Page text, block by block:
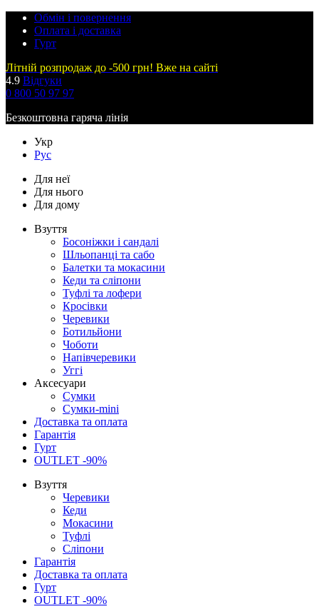
Обмін і повернення
Оплата і доставка
Гурт
Літній розпродаж до -500 грн! Вже на сайті
4.9 Відгуки
0 800 50 97 97
Безкоштовна гаряча лінія
Укр
Рус
Для неї
Для нього
Для дому
Взуття
Босоніжки і сандалі
Шльопанці та сабо
Балетки та мокасини
Кеди та сліпони
Туфлі та лофери
Кросівки
Черевики
Ботильйони
Чоботи
Напівчеревики
Уггі
Аксесуари
Сумки
Сумки-mini
Доставка та оплата
Гарантія
Гурт
OUTLET -90%
Взуття
Черевики
Кеди
Мокасини
Туфлі
Сліпони
Гарантія
Доставка та оплата
Гурт
OUTLET -90%